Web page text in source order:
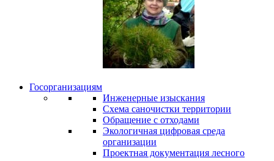
Госорганизациям
Инженерные изыскания
Схема саночистки территории
Обращение с отходами
Экологичная цифровая среда
организации
Проектная документация лесного